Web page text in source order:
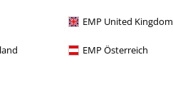
EMP United Kingdom
EMP Österreich